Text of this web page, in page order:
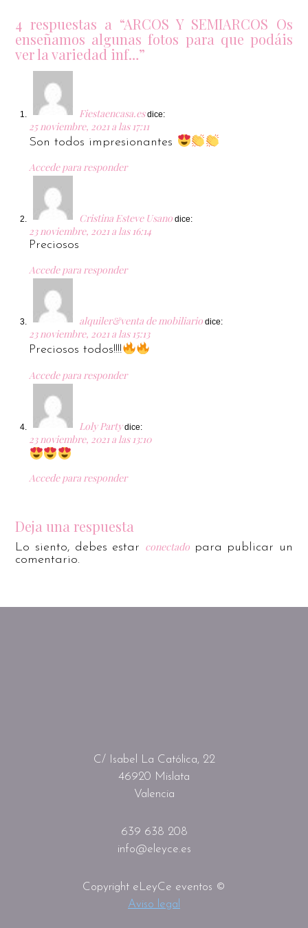
4 respuestas a “ARCOS Y SEMIARCOS Os
enseñamos algunas fotos para que podáis
ver la variedad inf…”
Fiestaencasa.es dice:
25 noviembre, 2021 a las 17:11
Son todos impresionantes
Accede para responder
Cristina Esteve Usano dice:
23 noviembre, 2021 a las 16:14
Preciosos
Accede para responder
alquiler&venta de mobiliario dice:
23 noviembre, 2021 a las 15:13
Preciosos todos!!!!
Accede para responder
Loly Party dice:
23 noviembre, 2021 a las 13:10
Accede para responder
Deja una respuesta
Lo siento, debes estar conectadopara publicar un
comentario.
C/ Isabel La Católica, 22
46920 Mislata
Valencia
639 638 208
info@eleyce.es
Copyright eLeyCe eventos ©
Aviso legal